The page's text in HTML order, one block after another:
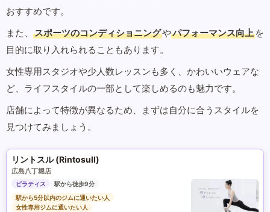
おすすめです。
また、
スポーツのコンディショニングやパフォーマンス向上 を
目的に取り入れられることもあります。
女性専用スタジオや少人数レッスンも多く、かわいいウェアな
ど、ライフスタイルの一部として楽しめるのも魅力です。
店舗によって特徴が異なるため、まずは自分に合うスタイルを
見つけてみましょう。
リントスル (Rintosull)
広島八丁堀店
ピラティス
駅から徒歩9分
駅から5分以内のジムに通いたい人
女性専用ジムに通いたい人